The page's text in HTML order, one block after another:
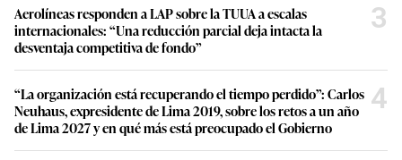
Aerolíneas responden a LAP sobre la TUUA a escalas
internacionales: “Una reducción parcial deja intacta la
desventaja competitiva de fondo”
3
“La organización está recuperando el tiempo perdido”: Carlos
Neuhaus, expresidente de Lima 2019, sobre los retos a un año
de Lima 2027 y en qué más está preocupado el Gobierno
4